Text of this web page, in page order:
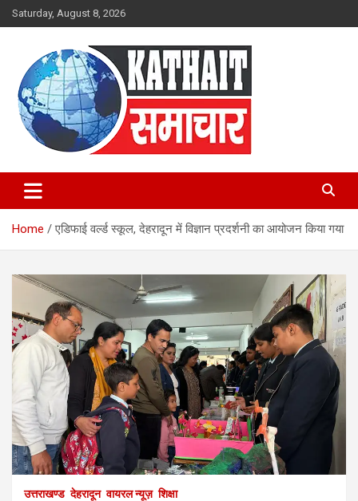
Skip
to
Saturday, August 8, 2026
Kathait Samachar – Latest
Uttarakhand News in Hindi,
Uttarakhand News Headlines
Home एडिफाई वर्ल्ड स्कूल, देहरादून में विज्ञान प्रदर्शनी का आयोजन किया गया
उत्तराखण्ड देहरादून वायरल न्यूज़ शिक्षा